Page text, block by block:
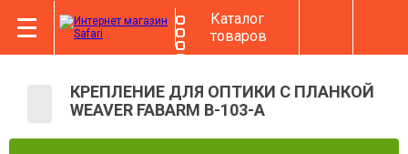
Каталог
товаров
КРЕПЛЕНИЕ ДЛЯ ОПТИКИ С ПЛАНКОЙ
WEAVER FABARM B-103-A